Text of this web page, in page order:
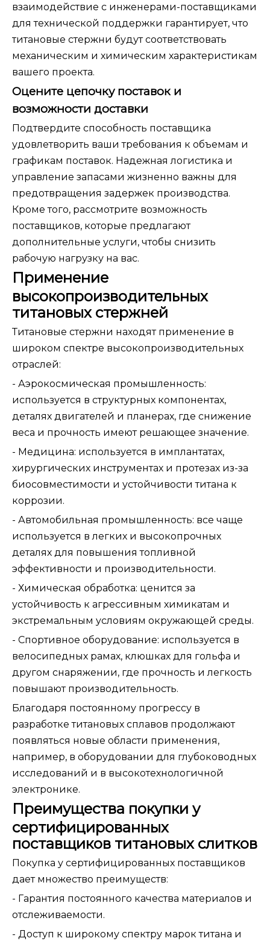
взаимодействие с инженерами-поставщиками
для технической поддержки гарантирует, что
титановые стержни будут соответствовать
механическим и химическим характеристикам
вашего проекта.
Оцените цепочку поставок и
возможности доставки
Подтвердите способность поставщика
удовлетворить ваши требования к объемам и
графикам поставок. Надежная логистика и
управление запасами жизненно важны для
предотвращения задержек производства.
Кроме того, рассмотрите возможность
поставщиков, которые предлагают
дополнительные услуги, чтобы снизить
рабочую нагрузку на вас.
Применение
высокопроизводительных
титановых стержней
Титановые стержни находят применение в
широком спектре высокопроизводительных
отраслей:
- Аэрокосмическая промышленность:
используется в структурных компонентах,
деталях двигателей и планерах, где снижение
веса и прочность имеют решающее значение.
- Медицина: используется в имплантатах,
хирургических инструментах и ​​протезах из-за
биосовместимости и устойчивости титана к
коррозии.
- Автомобильная промышленность: все чаще
используется в легких и высокопрочных
деталях для повышения топливной
эффективности и производительности.
- Химическая обработка: ценится за
устойчивость к агрессивным химикатам и
экстремальным условиям окружающей среды.
- Спортивное оборудование: используется в
велосипедных рамах, клюшках для гольфа и
другом снаряжении, где прочность и легкость
повышают производительность.
Благодаря постоянному прогрессу в
разработке титановых сплавов продолжают
появляться новые области применения,
например, в оборудовании для глубоководных
исследований и в высокотехнологичной
электронике.
Преимущества покупки у
сертифицированных
поставщиков титановых слитков
Покупка у сертифицированных поставщиков
дает множество преимуществ:
- Гарантия постоянного качества материалов и
отслеживаемости.
- Доступ к широкому спектру марок титана и